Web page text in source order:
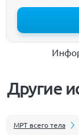
Другие
МРТ всего тела